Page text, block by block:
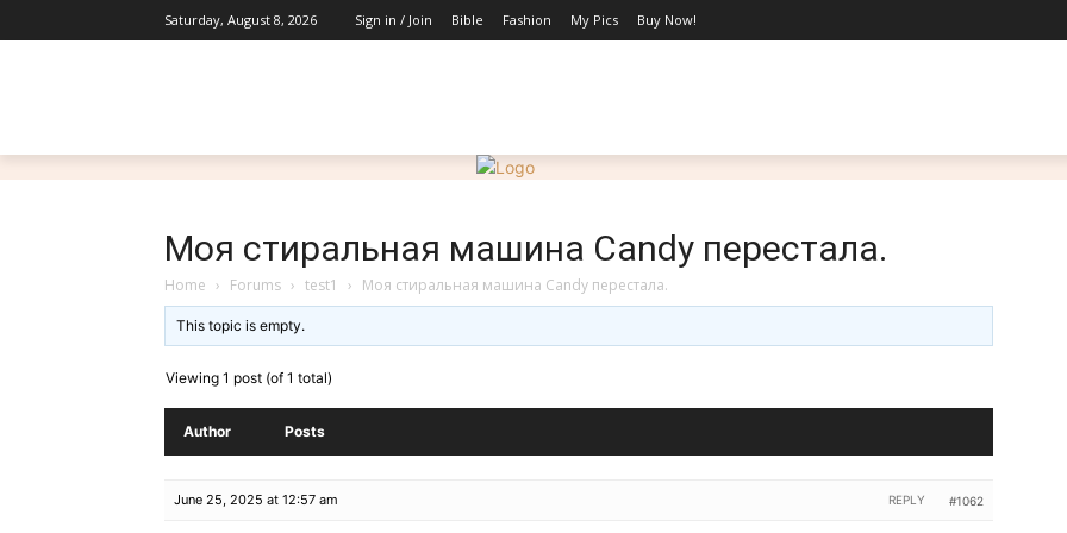
Saturday, August 8, 2026 Sign in / Join Bible Fashion My Pics Buy Now!
Моя стиральная машина Candy перестала.
Home › Forums › test1 › Моя стиральная машина Candy перестала.
This topic is empty.
Viewing 1 post (of 1 total)
Author Posts
June 25, 2025 at 12:57 am #1062
REPLY